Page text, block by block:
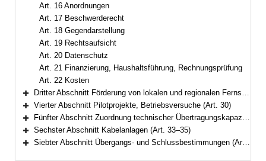
Art. 16 Anordnungen
Art. 17 Beschwerderecht
Art. 18 Gegendarstellung
Art. 19 Rechtsaufsicht
Art. 20 Datenschutz
Art. 21 Finanzierung, Haushaltsführung, Rechnungsprüfung
Art. 22 Kosten
Bereich erweitern
Dritter Abschnitt Förderung von lokalen und regionalen Fernsehangeboten, Organisation und Zulässigkeit von Rundfunkprogrammen (Art. 23–29)
Bereich erweitern
Vierter Abschnitt Pilotprojekte, Betriebsversuche (Art. 30)
Bereich erweitern
Fünfter Abschnitt Zuordnung technischer Übertragungskapazitäten (Art. 31–32)
Bereich erweitern
Sechster Abschnitt Kabelanlagen (Art. 33–35)
Siebter Abschnitt Übergangs- und Schlussbestimmungen (Art. 36–39)